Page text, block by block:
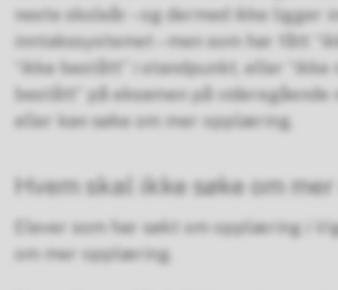
neste skoleår – og dermed ikke ligger
inntakssystemet – men som har fått
“ikke bestått” i standpunkt, eller
bestått” på eksamen på videregående
eller kan søke om mer opplæring.
Hvem skal ikke søke om
Elever som har søkt om opplæring i
om mer opplæring.